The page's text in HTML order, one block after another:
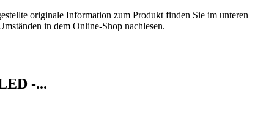
originale Information zum Produkt finden Sie im unteren
in dem Online-Shop nachlesen.
-...